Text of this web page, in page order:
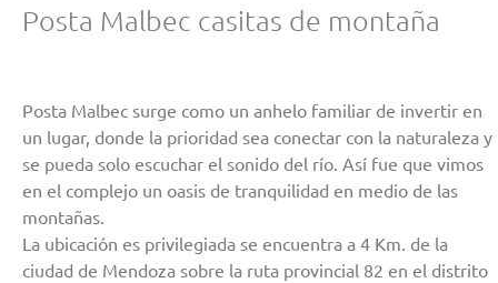
Posta Malbec casitas de montaña
Posta Malbec surge como un anhelo familiar de invertir en
un lugar, donde la prioridad sea conectar con la naturaleza y
se pueda solo escuchar el sonido del río. Así fue que vimos
en el complejo un oasis de tranquilidad en medio de las
montañas.
La ubicación es privilegiada se encuentra a 4 Km. de la
ciudad de Mendoza sobre la ruta provincial 82 en el distrito